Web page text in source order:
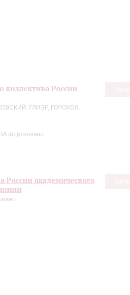
коллектива России
ГЛИЭР, ГОРОХОВ,
фортепиано
России академического